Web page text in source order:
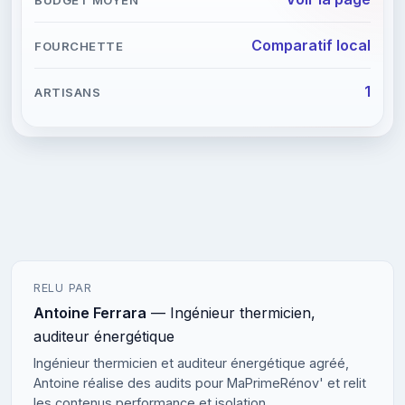
Comparatif local
1
RELU PAR
Antoine Ferrara — Ingénieur thermicien,
auditeur énergétique
Ingénieur thermicien et auditeur énergétique agréé,
Antoine réalise des audits pour MaPrimeRénov' et relit